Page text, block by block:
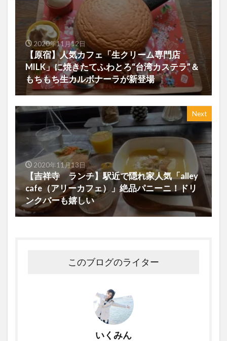
2020年11月12日
【原宿】人気カフェ「生クリーム専門店
MILK」に焼きたてふわとろ“台湾カステラ”＆
もちもち生カルボナーラが新登場
Next
2020年11月13日
【吉祥寺 ランチ】駅近で隠れ家人気「alley
cafe（アリーカフェ）」絶品パニーニ！ドリ
ンクバーも嬉しい
このブログのライター
いくみん